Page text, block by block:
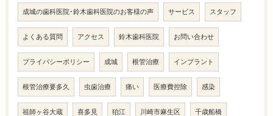
成城の歯科医院･鈴木歯科医院のお客様の声 サービス スタッフ
よくある質問 アクセス 鈴木歯科医院 お問い合わせ
プライバシーポリシー 成城 根管治療 インプラント
根管治療要多久 虫歯治療 痛い 医療費控除 感染
祖師ヶ谷大蔵 喜多見 狛江 川崎市麻生区 千歳船橋